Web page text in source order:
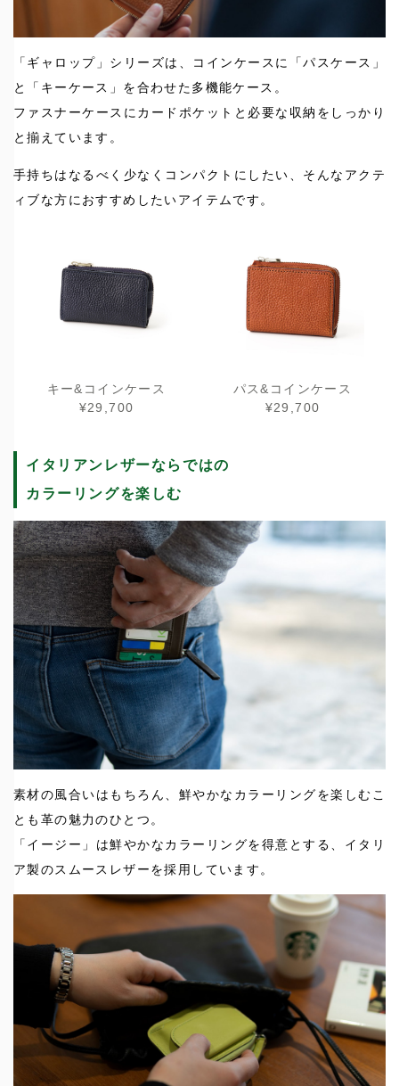
「ギャロップ」シリーズは、コインケースに「パスケース」
と「キーケース」を合わせた多機能ケース。
ファスナーケースにカードポケットと必要な収納をしっかり
と揃えています。
手持ちはなるべく少なくコンパクトにしたい、そんなアクテ
ィブな方におすすめしたいアイテムです。
キー&コインケース
¥29,700
パス&コインケース
¥29,700
イタリアンレザーならではの
カラーリングを楽しむ
素材の風合いはもちろん、鮮やかなカラーリングを楽しむこ
とも革の魅力のひとつ。
「イージー」は鮮やかなカラーリングを得意とする、イタリ
ア製のスムースレザーを採用しています。